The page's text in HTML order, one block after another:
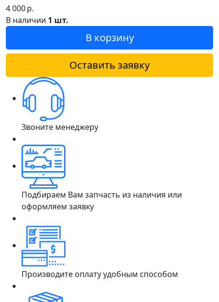
4 000р.
В наличии 1 шт.
В корзину
Оставить заявку
Звоните менеджеру
Подбираем Вам запчасть из наличия или
оформляем заявку
Производите оплату удобным способом